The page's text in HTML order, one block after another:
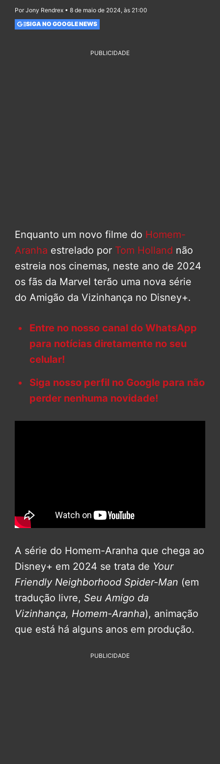
Por Jony Rendrex • 8 de maio de 2024, às 21:00
SIGA NO GOOGLE NEWS
PUBLICIDADE
Enquanto um novo filme do Homem-
Aranha estrelado por Tom Holland não
estreia nos cinemas, neste ano de 2024
os fãs da Marvel terão uma nova série
do Amigão da Vizinhança no Disney+.
Entre no nosso canal do WhatsApp
para notícias diretamente no seu
celular!
Siga nosso perfil no Google para não
perder nenhuma novidade!
A série do Homem-Aranha que chega ao
Disney+ em 2024 se trata de Your
Friendly Neighborhood Spider-Man (em
tradução livre, Seu Amigo da
Vizinhança, Homem-Aranha), animação
que está há alguns anos em produção.
PUBLICIDADE